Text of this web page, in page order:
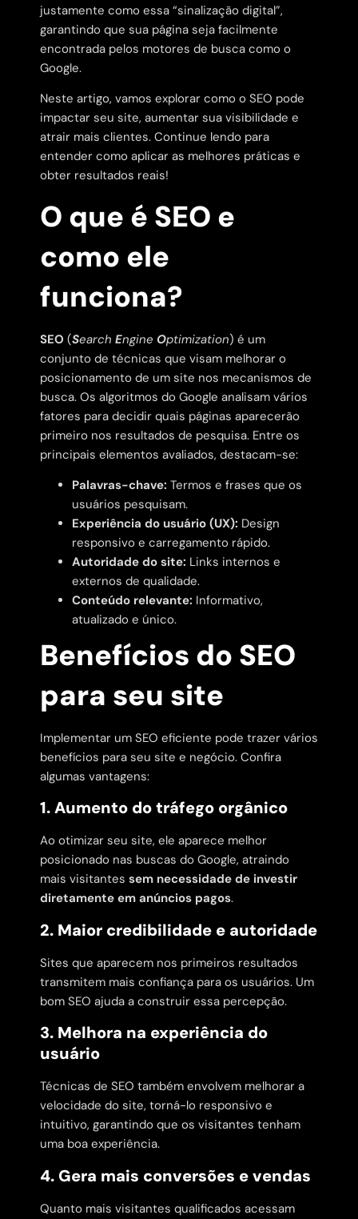
justamente como essa “sinalização digital”,
garantindo que sua página seja facilmente
encontrada pelos motores de busca como o
Google.
Neste artigo, vamos explorar como o SEO pode
impactar seu site, aumentar sua visibilidade e
atrair mais clientes. Continue lendo para
entender como aplicar as melhores práticas e
obter resultados reais!
O que é SEO e
como ele
funciona?
SEO (Search Engine Optimization) é um
conjunto de técnicas que visam melhorar o
posicionamento de um site nos mecanismos de
busca. Os algoritmos do Google analisam vários
fatores para decidir quais páginas aparecerão
primeiro nos resultados de pesquisa. Entre os
principais elementos avaliados, destacam-se:
Palavras-chave: Termos e frases que os
usuários pesquisam.
Experiência do usuário (UX): Design
responsivo e carregamento rápido.
Autoridade do site: Links internos e
externos de qualidade.
Conteúdo relevante: Informativo,
atualizado e único.
Benefícios do SEO
para seu site
Implementar um SEO eficiente pode trazer vários
benefícios para seu site e negócio. Confira
algumas vantagens:
1. Aumento do tráfego orgânico
Ao otimizar seu site, ele aparece melhor
posicionado nas buscas do Google, atraindo
mais visitantes sem necessidade de investir
diretamente em anúncios pagos.
2. Maior credibilidade e autoridade
Sites que aparecem nos primeiros resultados
transmitem mais confiança para os usuários. Um
bom SEO ajuda a construir essa percepção.
3. Melhora na experiência do
usuário
Técnicas de SEO também envolvem melhorar a
velocidade do site, torná-lo responsivo e
intuitivo, garantindo que os visitantes tenham
uma boa experiência.
4. Gera mais conversões e vendas
Quanto mais visitantes qualificados acessam